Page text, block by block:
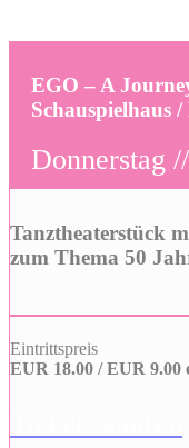
EGO – A
Schauspielhaus
Donnerstag
Tanztheaterstück
zum Thema 50
Eintrittspreis
EUR 18.00 / EUR 9.00